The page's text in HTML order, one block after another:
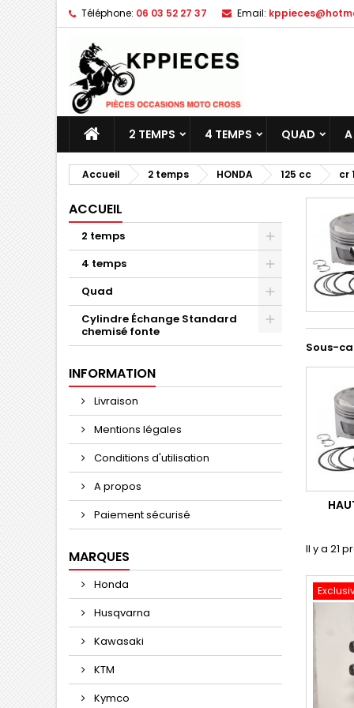
Téléphone: 06 03 52 27 37 Email:
2 TEMPS 4 TEMPS QUAD
Accueil 2 temps HONDA 125 cc cr
ACCUEIL
2 temps
4 temps
Quad
Cylindre Échange Standard
chemisé fonte
INFORMATION
Livraison
Mentions légales
Conditions d'utilisation
A propos
Paiement sécurisé
MARQUES
Honda
Husqvarna
Kawasaki
KTM
Kymco
Sous-
Il y a 21